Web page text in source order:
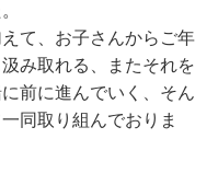
て、お子さんからご年
み取れる、またそれを
前に進んでいく、そん
同取り組んでおりま